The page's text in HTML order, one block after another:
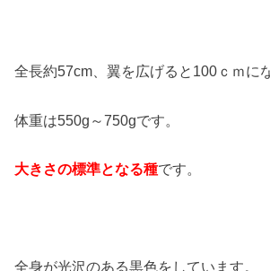
全長約57cm、翼を広げると100ｃｍに
体重は550g～750gです。
大きさの標準となる種です。
全身が光沢のある黒色をしています。